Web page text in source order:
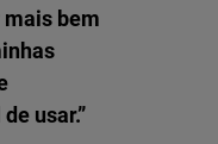
bem
usar.”